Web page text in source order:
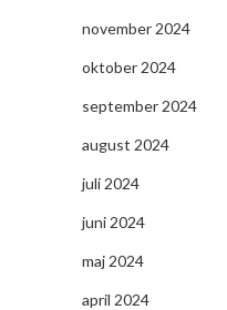
november 2024
oktober 2024
september 2024
august 2024
juli 2024
juni 2024
maj 2024
april 2024